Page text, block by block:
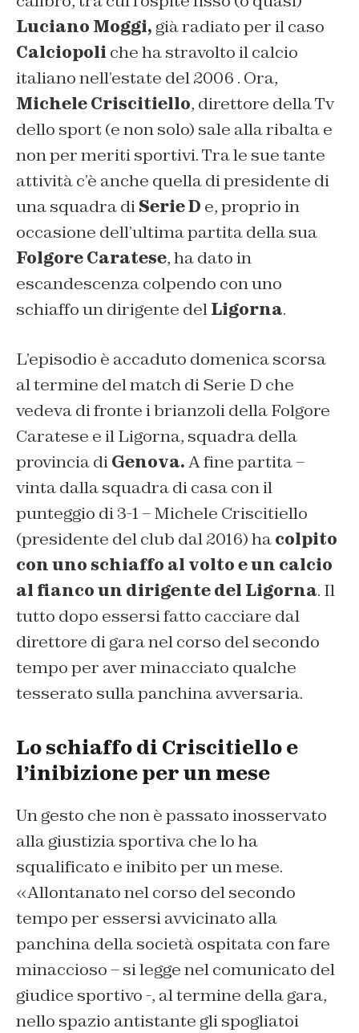
Luciano Moggi, già radiato per il caso
Calciopoli che ha stravolto il calcio
italiano nell’estate del 2006 . Ora,
Michele Criscitiello, direttore della Tv
dello sport (e non solo) sale alla ribalta e
non per meriti sportivi. Tra le sue tante
attività c’è anche quella di presidente di
una squadra diSerie D e, proprio in
occasione dell’ultima partita della sua
Folgore Caratese, ha dato in
escandescenza colpendo con uno
schiaffo un dirigente delLigorna.
L’episodio è accaduto domenica scorsa
al termine del match di Serie D che
vedeva di fronte i brianzoli della Folgore
Caratese e il Ligorna, squadra della
provincia diGenova.A fine partita –
vinta dalla squadra di casa con il
punteggio di 3-1 – Michele Criscitiello
(presidente del club dal 2016) hacolpito
con uno schiaffo al volto e un calcio
al fianco un dirigente del Ligorna. Il
tutto dopo essersi fatto cacciare dal
direttore di gara nel corso del secondo
tempo per aver minacciato qualche
tesserato sulla panchina avversaria.
Lo schiaffo di Criscitiello e
l’inibizione per un mese
Un gesto che non è passato inosservato
alla giustizia sportiva che lo ha
squalificato e inibito per un mese.
«Allontanato nel corso del secondo
tempo per essersi avvicinato alla
panchina della società ospitata con fare
minaccioso – si legge nel comunicato del
giudice sportivo -, al termine della gara,
nello spazio antistante gli spogliatoi